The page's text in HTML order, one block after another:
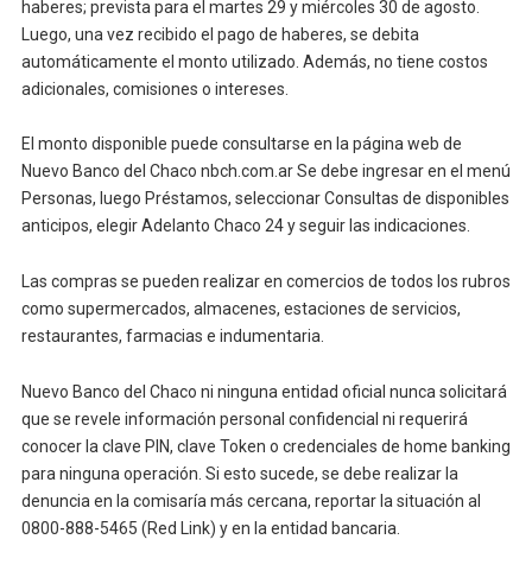
haberes; prevista para el martes 29 y miércoles 30 de agosto.
Luego, una vez recibido el pago de haberes, se debita
automáticamente el monto utilizado. Además, no tiene costos
adicionales, comisiones o intereses.
El monto disponible puede consultarse en la página web de
Nuevo Banco del Chaco nbch.com.ar Se debe ingresar en el menú
Personas, luego Préstamos, seleccionar Consultas de disponibles
anticipos, elegir Adelanto Chaco 24 y seguir las indicaciones.
Las compras se pueden realizar en comercios de todos los rubros
como supermercados, almacenes, estaciones de servicios,
restaurantes, farmacias e indumentaria.
Nuevo Banco del Chaco ni ninguna entidad oficial nunca solicitará
que se revele información personal confidencial ni requerirá
conocer la clave PIN, clave Token o credenciales de home banking
para ninguna operación. Si esto sucede, se debe realizar la
denuncia en la comisaría más cercana, reportar la situación al
0800-888-5465 (Red Link) y en la entidad bancaria.